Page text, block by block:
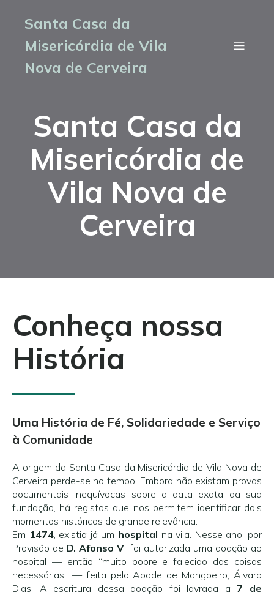
Santa Casa da
Misericórdia de Vila
Nova de Cerveira
Santa Casa da
Misericórdia de
Vila Nova de
Cerveira
Conheça nossa
História
Uma História de Fé, Solidariedade e Serviço
à Comunidade
A origem da Santa Casa da Misericórdia de Vila Nova de
Cerveira perde-se no tempo. Embora não existam provas
documentais inequívocas sobre a data exata da sua
fundação, há registos que nos permitem identificar dois
momentos históricos de grande relevância.
Em 1474, existia já um hospital na vila. Nesse ano, por
Provisão de D. Afonso V, foi autorizada uma doação ao
hospital — então “muito pobre e falecido das coisas
necessárias” — feita pelo Abade de Mangoeiro, Álvaro
Dias. A escritura dessa doação foi lavrada a 7 de